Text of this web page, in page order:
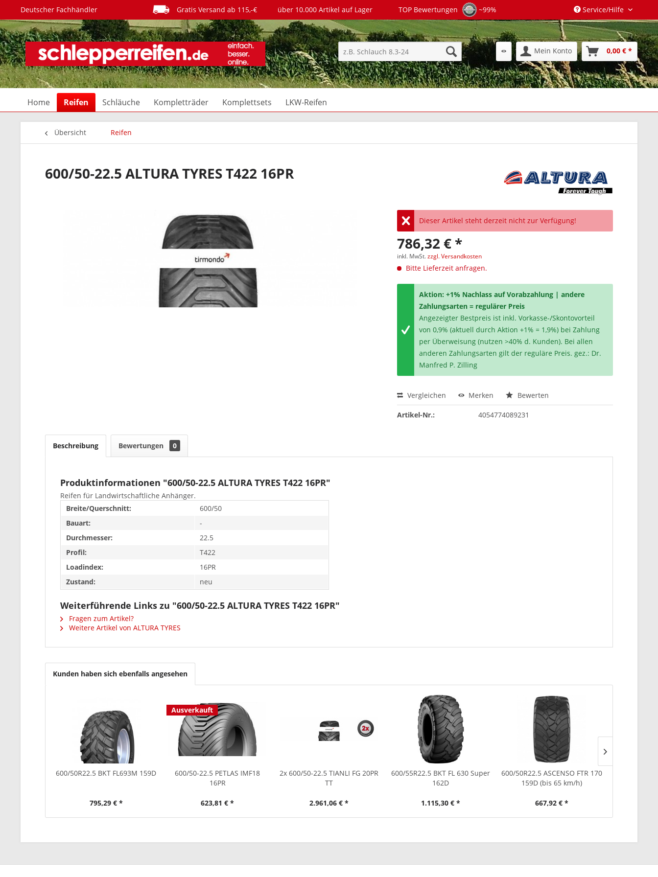
Deutscher Fachhändler Gratis Versand ab 115,-€ über 10.000 Artikel auf Lager TOP Bewertungen ~99% Service/Hilfe
Mein Konto 0,00 € *
Home Reifen Schläuche Kompletträder Komplettsets LKW-Reifen
Übersicht Reifen
600/50-22.5 ALTURA TYRES T422 16PR
Dieser Artikel steht derzeit nicht zur Verfügung!
786,32 € *
inkl. MwSt.zzgl. Versandkosten
Bitte Lieferzeit anfragen.
Aktion: +1% Nachlass auf Vorabzahlung | andere
Zahlungsarten = regulärer Preis
Angezeigter Bestpreis ist inkl. Vorkasse-/Skontovorteil
von 0,9% (aktuell durch Aktion +1% = 1,9%) bei Zahlung
per Überweisung (nutzen >40% d. Kunden). Bei allen
anderen Zahlungsarten gilt der reguläre Preis. gez.: Dr.
Manfred P. Zilling
Vergleichen Merken Bewerten
Artikel-Nr.: 4054774089231
Beschreibung Bewertungen 0
Produktinformationen "600/50-22.5 ALTURA TYRES T422 16PR"
Reifen für Landwirtschaftliche Anhänger.
Breite/Querschnitt:
600/50
Bauart:
-
Durchmesser:
22.5
Profil:
T422
Loadindex:
16PR
Zustand:
neu
Weiterführende Links zu "600/50-22.5 ALTURA TYRES T422 16PR"
Fragen zum Artikel?
Weitere Artikel von ALTURA TYRES
Kunden haben sich ebenfalls angesehen
600/50R22.5 BKT FL693M 159D
795,29 € *
Ausverkauft
600/50-22.5 PETLAS IMF18
16PR
623,81 € *
2x 600/50-22.5 TIANLI FG 20PR
TT
2.961,06 € *
600/55R22.5 BKT FL 630 Super
162D
1.115,30 € *
600/50R22.5 ASCENSO FTR 170
159D (bis 65 km/h)
667,92 € *